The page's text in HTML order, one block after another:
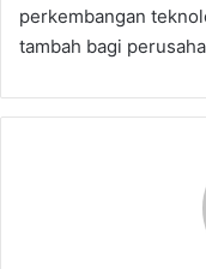
perkembangan
tambah bagi